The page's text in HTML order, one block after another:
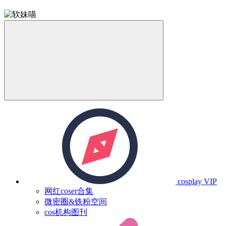
cosplay VIP
网红coser合集
微密圈&铁粉空间
cos机构图刊